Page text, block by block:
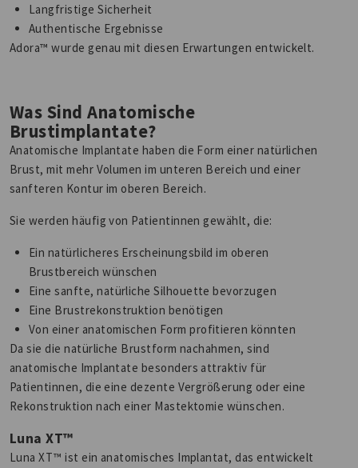
Langfristige Sicherheit
Authentische Ergebnisse
Adora™ wurde genau mit diesen Erwartungen entwickelt.
Was Sind Anatomische
Brustimplantate?
Anatomische Implantate haben die Form einer natürlichen
Brust, mit mehr Volumen im unteren Bereich und einer
sanfteren Kontur im oberen Bereich.
Sie werden häufig von Patientinnen gewählt, die:
Ein natürlicheres Erscheinungsbild im oberen
Brustbereich wünschen
Eine sanfte, natürliche Silhouette bevorzugen
Eine Brustrekonstruktion benötigen
Von einer anatomischen Form profitieren könnten
Da sie die natürliche Brustform nachahmen, sind
anatomische Implantate besonders attraktiv für
Patientinnen, die eine dezente Vergrößerung oder eine
Rekonstruktion nach einer Mastektomie wünschen.
Luna XT™
Luna XT™ ist ein anatomisches Implantat, das entwickelt